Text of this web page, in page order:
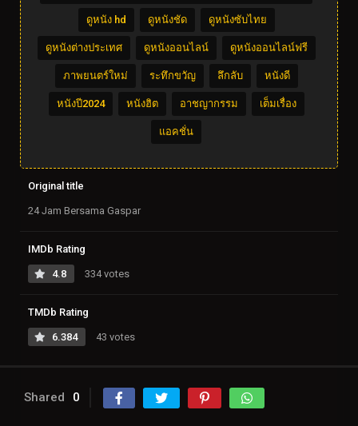
ดูหนัง hd ดูหนังชัด ดูหนังซับไทย
ดูหนังต่างประเทศ ดูหนังออนไลน์ ดูหนังออนไลน์ฟรี
ภาพยนตร์ใหม่ ระทึกขวัญ ลึกลับ หนังดี
หนังปี2024 หนังฮิต อาชญากรรม เต็มเรื่อง
แอคชั่น
Original title
24 Jam Bersama Gaspar
IMDb Rating
4.8 334 votes
TMDb Rating
6.384 43 votes
Shared 0